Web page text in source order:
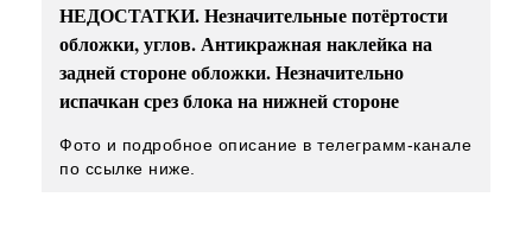
НЕДОСТАТКИ. Незначительные потёртости
обложки, углов. Антикражная наклейка на
задней стороне обложки. Незначительно
испачкан срез блока на нижней стороне
Фото и подробное описание в телеграмм-канале
по ссылке ниже.